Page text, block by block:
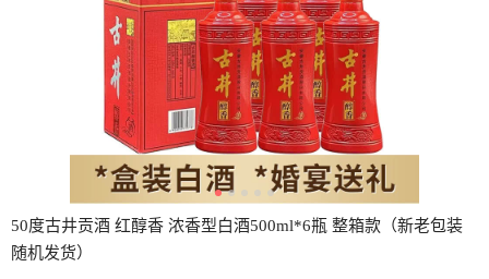
50度古井贡酒 红醇香 浓香型白酒500ml*6瓶 整箱款（新老包装
随机发货）